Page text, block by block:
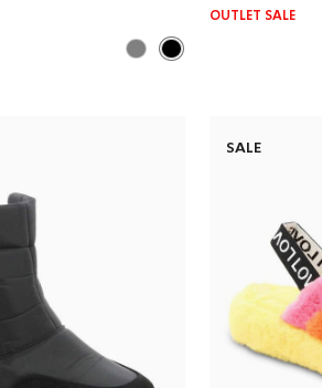
OUTLET SALE
SALE